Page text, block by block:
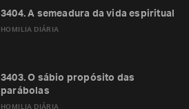
HOMILIA DIÁRIA
3404. A semeadura da vida espiritual
HOMILIA DIÁRIA
3403. O sábio propósito das
parábolas